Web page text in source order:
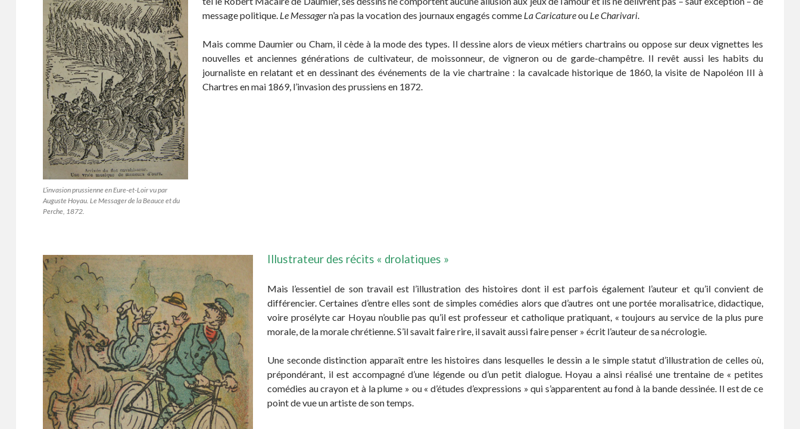
L’invasion prussienne en Eure-et-Loir vu par
Auguste Hoyau. Le Messager de la Beauce et du
Perche, 1872.
message politique. Le Messagern’a pas la vocation des journaux engagés comme La Caricatureou Le Charivari.
Mais comme Daumier ou Cham, il cède à la mode des types. Il dessine alors de vieux métiers chartrains ou oppose sur deux vignettes les
nouvelles et anciennes générations de cultivateur, de moissonneur, de vigneron ou de garde-champêtre. Il revêt aussi les habits du
journaliste en relatant et en dessinant des événements de la vie chartraine : la cavalcade historique de 1860, la visite de Napoléon III à
Chartres en mai 1869, l’invasion des prussiens en 1872.
Illustrateur des récits « drolatiques »
Mais l’essentiel de son travail est l’illustration des histoires dont il est parfois également l’auteur et qu’il convient de
différencier. Certaines d’entre elles sont de simples comédies alors que d’autres ont une portée moralisatrice, didactique,
voire prosélyte car Hoyau n’oublie pas qu’il est professeur et catholique pratiquant, « toujours au service de la plus pure
morale, de la morale chrétienne. S’il savait faire rire, il savait aussi faire penser » écrit l’auteur de sa nécrologie.
Une seconde distinction apparaît entre les histoires dans lesquelles le dessin a le simple statut d’illustration de celles où,
prépondérant, il est accompagné d’une légende ou d’un petit dialogue. Hoyau a ainsi réalisé une trentaine de « petites
comédies au crayon et à la plume » ou « d’études d’expressions » qui s’apparentent au fond à la bande dessinée. Il est de ce
point de vue un artiste de son temps.